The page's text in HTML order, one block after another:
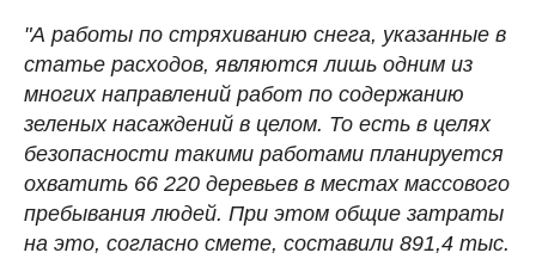
"А работы по стряхиванию снега, указанные в
статье расходов, являются лишь одним из
многих направлений работ по содержанию
зеленых насаждений в целом. То есть в целях
безопасности такими работами планируется
охватить 66 220 деревьев в местах массового
пребывания людей. При этом общие затраты
на это, согласно смете, составили 891,4 тыс.